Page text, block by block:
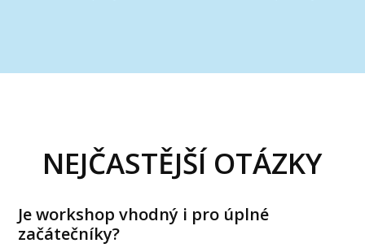
NEJČASTĚJŠÍ OTÁZKY
Je workshop vhodný i pro úplné
začátečníky?